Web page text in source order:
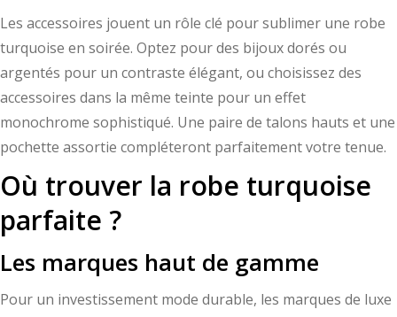
Les accessoires jouent un rôle clé pour sublimer une robe
turquoise en soirée. Optez pour des bijoux dorés ou
argentés pour un contraste élégant, ou choisissez des
accessoires dans la même teinte pour un effet
monochrome sophistiqué. Une paire de talons hauts et une
pochette assortie compléteront parfaitement votre tenue.
Où trouver la robe turquoise
parfaite ?
Les marques haut de gamme
Pour un investissement mode durable, les marques de luxe